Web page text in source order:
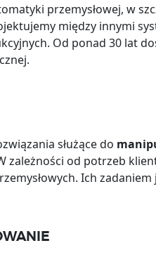
przemysłowej, w
między innymi
Od ponad 30 lat
służące do
zależności od potrzeb
Ich zadaniem